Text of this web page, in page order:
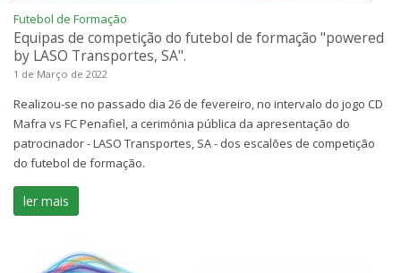
Futebol de Formação
Equipas de competição do futebol de formação "powered
by LASO Transportes, SA".
1 de Março de 2022
Realizou-se no passado dia 26 de fevereiro, no intervalo do jogo CD
Mafra vs FC Penafiel, a cerimónia pública da apresentação do
patrocinador - LASO Transportes, SA - dos escalões de competição
do futebol de formação.
ler mais